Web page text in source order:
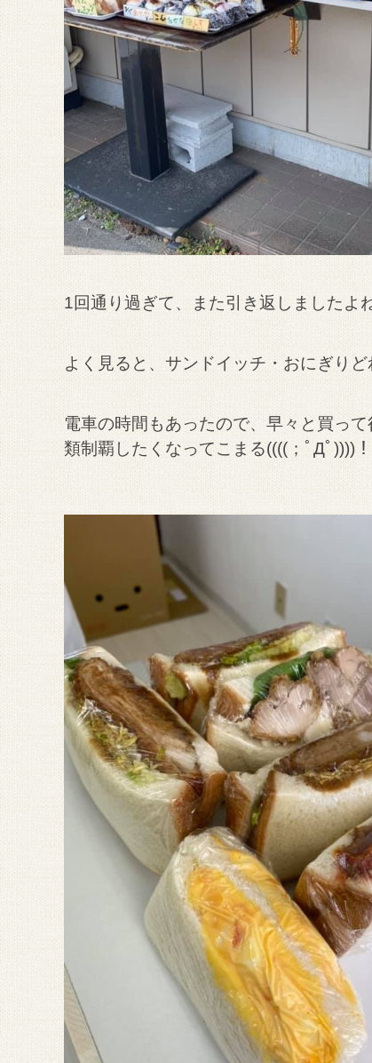
1回通り過ぎて、また引き返しましたよ
よく見ると、サンドイッチ・おにぎり
電車の時間もあったので、早々と買っ
類制覇したくなってこまる((((；ﾟДﾟ))))！